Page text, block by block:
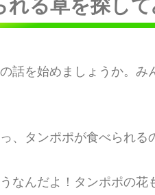
れる草を探して
の話を始めましょうか。
っ、タンポポが食べられる
うなんだよ！タンポポの